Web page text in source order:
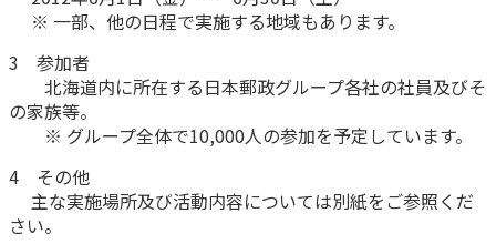
きっかけ・できごとから探す
マイページでできること
新規登録
ログイン
長寿支援保険
お見積りシミュレーション
資料請求
かんぽ生命の団体取扱い
法人向け資料請求
お問い合わせ先
保険
医療
お金
子育て
ご挨拶
経営理念・経営戦略
財務情報
お問い合わせ
サステナビリティ
株主・投資家のみなさまへ
採用情報
※ 一部、他の日程で実施する地域もあります。
3 参加者
北海道内に所在する日本郵政グループ各社の社員及びそ
の家族等。
※ グループ全体で10,000人の参加を予定しています。
4 その他
主な実施場所及び活動内容については別紙をご参照くだ
さい。